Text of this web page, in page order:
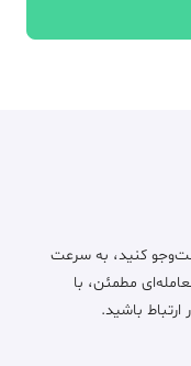
کنید، به سرعت
مطمئن، با
باشید.